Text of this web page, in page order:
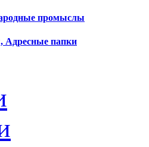
промыслы
Адресные папки